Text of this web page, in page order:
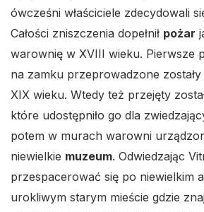
ówcześni właściciele zdecydowali
Całości zniszczenia dopełnił pożar
warownię w XVIII wieku. Pierwsze
na zamku przeprowadzone zostały
XIX wieku. Wtedy też przejęty
które udostępniło go dla
potem w murach warowni
niewielkie muzeum. Odwiedzając
przespacerować się po niewielkim
urokliwym starym mieście gdzie